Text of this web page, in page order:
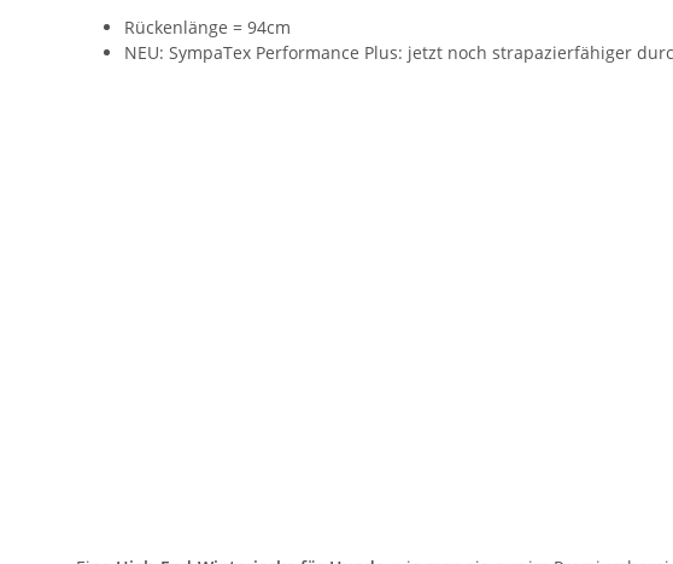
Rückenlänge = 94cm
NEU: SympaTex Performance Plus: jetzt noch strapazierfähiger